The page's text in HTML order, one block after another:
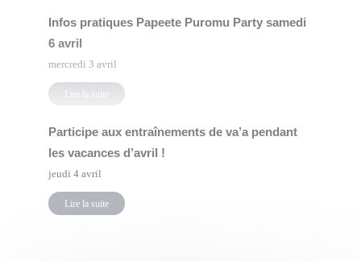
Infos pratiques Papeete Puromu Party samedi
6 avril
mercredi 3 avril
Lire la suite
Participe aux entraînements de va’a pendant
les vacances d’avril !
jeudi 4 avril
Lire la suite